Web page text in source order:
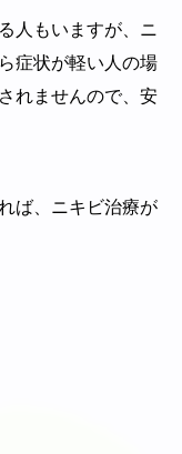
人もいますが、ニ
症状が軽い人の場
れませんので、安
ば、ニキビ治療が